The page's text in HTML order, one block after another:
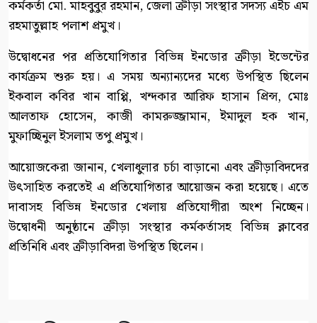
কর্মকর্তা মো. মাহবুবুর রহমান, জেলা ক্রীড়া সংস্থার সদস্য এইচ এম
রহমাতুল্লাহ পলাশ প্রমুখ।
উদ্বোধনের পর প্রতিযোগিতার বিভিন্ন ইনডোর ক্রীড়া ইভেন্টের
কার্যক্রম শুরু হয়। এ সময় অন্যান্যদের মধ্যে উপস্থিত ছিলেন
ইকবাল কবির খান বাপ্পি, খন্দকার আরিফ হাসান প্রিন্স, মোঃ
আলতাফ হোসেন, কাজী কামরুজ্জামান, ইমাদুল হক খান,
মুফাচ্ছিনুল ইসলাম তপু প্রমুখ।
আয়োজকেরা জানান, খেলাধুলার চর্চা বাড়ানো এবং ক্রীড়াবিদদের
উৎসাহিত করতেই এ প্রতিযোগিতার আয়োজন করা হয়েছে। এতে
দাবাসহ বিভিন্ন ইনডোর খেলায় প্রতিযোগীরা অংশ নিচ্ছেন।
উদ্বোধনী অনুষ্ঠানে ক্রীড়া সংস্থার কর্মকর্তাসহ বিভিন্ন ক্লাবের
প্রতিনিধি এবং ক্রীড়াবিদরা উপস্থিত ছিলেন।